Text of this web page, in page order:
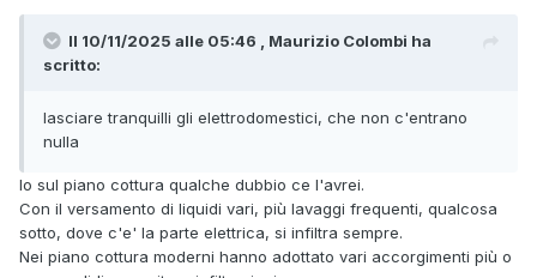
Il 10/11/2025 alle 05:46 , Maurizio Colombi ha
scritto:
lasciare tranquilli gli elettrodomestici, che non c'entrano
nulla
Io sul piano cottura qualche dubbio ce l'avrei.
Con il versamento di liquidi vari, più lavaggi frequenti, qualcosa
sotto, dove c'e' la parte elettrica, si infiltra sempre.
Nei piano cottura moderni hanno adottato vari accorgimenti più o